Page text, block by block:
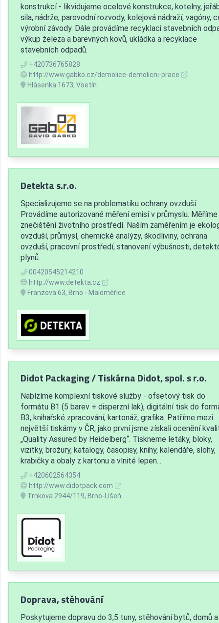
konstrukcí - likvidujeme ocelové konstrukce, kotelny,
sila, nádrže, parovodní rozvody, kolejová nádraží, vagóny,
výrobní závody. Dále provádíme recyklaci stavebních
výkup železa a barevných kovů, ukládka a recyklace
stavebních odpadů.
+420736765828
http://www.gabko.cz/demolice-demolicni-prace
Hlásenka 1673, Vsetín
Detekta s.r.o.
Specializujeme se na problematiku ochrany ovzduší.
Provádíme autorizované měření emisí v průmyslu. Měříme
znečištění životního prostředí. Naším zaměřením je
ovzduší, průmysl, chemické analýzy, škodliviny, ochrana
ovzduší, pracovní prostředí, stanovení výbušnosti,
plynů.
00420545214210
http://www.detekta.cz
Franzova 63, Brno - Maloměřice
Didot Packaging / Tiskárna Didot, spol. s r.o.
Nabízíme komplexní tiskové služby - ofsetový tisk do
formátu B1 (5 barev + disperzní lak), digitální tisk do
B3, knihařské zpracování, kartonáž, grafika. Patříme mezi
největší tiskárny v ČR, jako první jsme získali ocenění
„Quality Assured by Heidelberg“. Tiskneme letáky, bloky,
vizitky, brožury, katalogy, časopisy, knihy, kalendáře, slohy,
krabičky a obaly z kartonu a vlnité lepen...
+420602564354
http://www.didotpack.com
Trnkova 2944/119, Brno-Líšeň
Doprava, stěhování
Poskytujeme dopravu do 3,5 tuny, stěhování bytů, domů a